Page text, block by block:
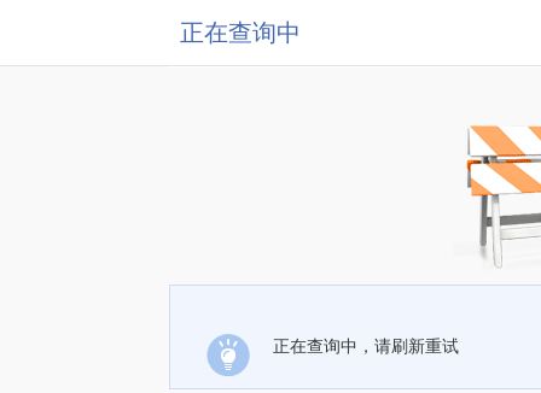
正在查询中
正在查询中，请刷新重试